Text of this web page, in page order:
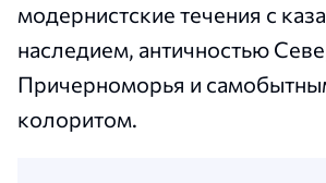
модернистские течения с
наследием, античностью
Причерноморья и
колоритом.